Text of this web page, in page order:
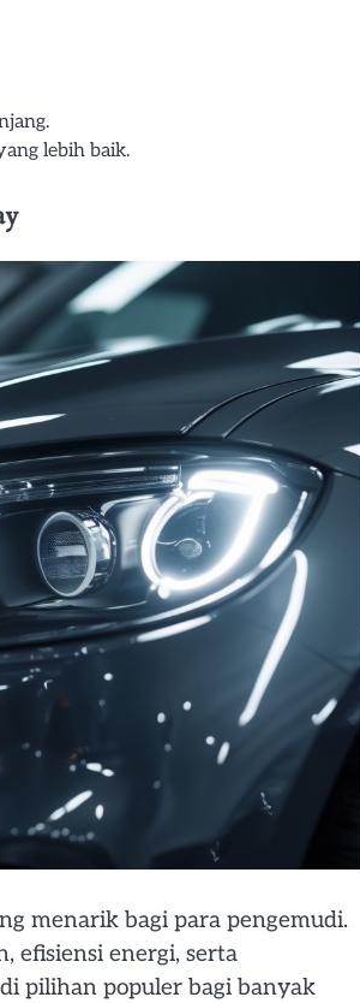
lebih baik.
menarik bagi para pengemudi.
efisiensi energi, serta
pilihan populer bagi banyak